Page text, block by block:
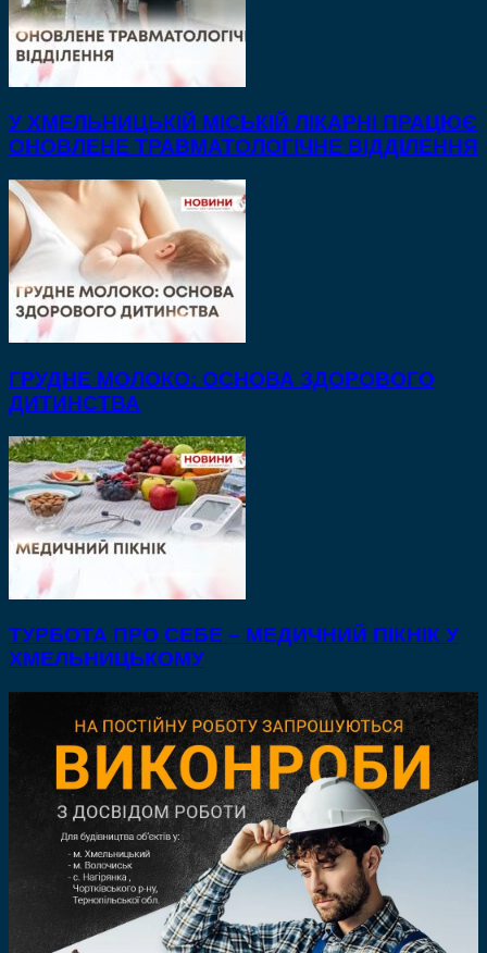
У ХМЕЛЬНИЦЬКІЙ МІСЬКІЙ ЛІКАРНІ ПРАЦЮЄ
ОНОВЛЕНЕ ТРАВМАТОЛОГІЧНЕ ВІДДІЛЕННЯ
ГРУДНЕ МОЛОКО: ОСНОВА ЗДОРОВОГО
ДИТИНСТВА
ТУРБОТА ПРО СЕБЕ – МЕДИЧНИЙ ПІКНІК У
ХМЕЛЬНИЦЬКОМУ